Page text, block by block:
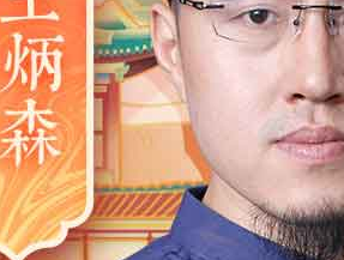
2026 2025 2024
2023
2020 2019 2018
2013 2012 2011
2007 2006 2005
2003
2000 1999 1998
1997
1994 1993 1991
1990
1987 1986 1985
1984
1981 1980 1979 1978
1977
1974 1973 1972
1971
1968 1967 1966 1965
1964